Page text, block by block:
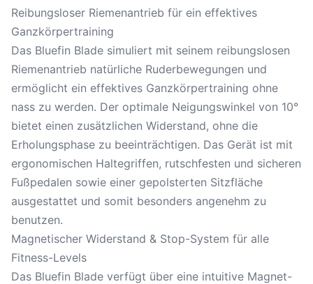
Reibungsloser Riemenantrieb für ein effektives
Ganzkörpertraining
Das Bluefin Blade simuliert mit seinem reibungslosen
Riemenantrieb natürliche Ruderbewegungen und
ermöglicht ein effektives Ganzkörpertraining ohne
nass zu werden. Der optimale Neigungswinkel von 10°
bietet einen zusätzlichen Widerstand, ohne die
Erholungsphase zu beeinträchtigen. Das Gerät ist mit
ergonomischen Haltegriffen, rutschfesten und sicheren
Fußpedalen sowie einer gepolsterten Sitzfläche
ausgestattet und somit besonders angenehm zu
benutzen.
Magnetischer Widerstand & Stop-System für alle
Fitness-Levels
Das Bluefin Blade verfügt über eine intuitive Magnet-